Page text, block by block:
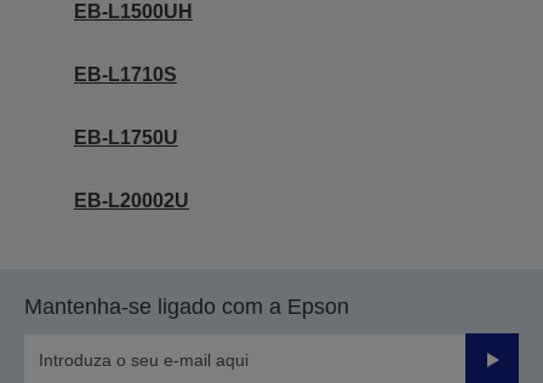
EB-L1500UH
EB-L1710S
EB-L1750U
EB-L20002U
Mantenha-se ligado com a Epson
Enviar